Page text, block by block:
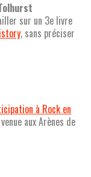
sur un 3e livre
, sans préciser
à Rock en
aux Arènes de